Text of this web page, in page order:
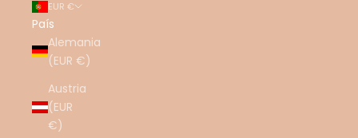
EUR €
País
Alemania
(EUR €)
Austria
(EUR
€)